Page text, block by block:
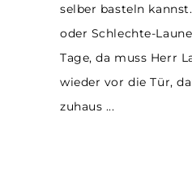
selber basteln
oder Schlechte-
Tage, da muss Herr
wieder vor die Tür,
zuhaus